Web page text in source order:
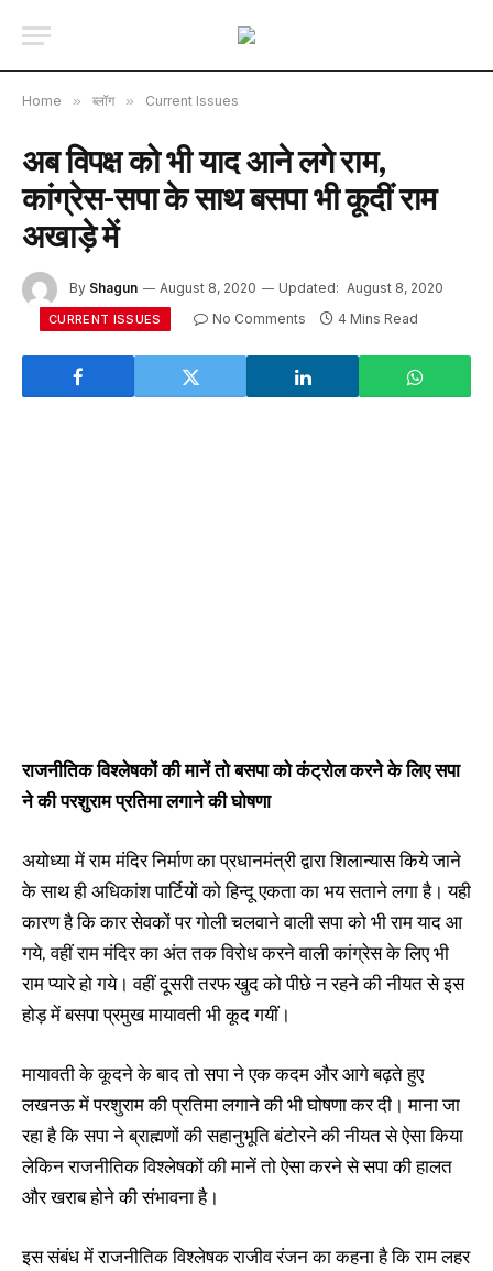
Home » ब्लॉग » Current Issues
अब विपक्ष को भी याद आने लगे राम,
कांग्रेस-सपा के साथ बसपा भी कूदीं राम
अखाड़े में
By Shagun August 8, 2020 Updated: August 8, 2020
CURRENT ISSUES No Comments 4 Mins Read
राजनीतिक विश्लेषकों की मानें तो बसपा को कंट्रोल करने के लिए सपा
ने की परशुराम प्रतिमा लगाने की घोषणा
अयोध्या में राम मंदिर निर्माण का प्रधानमंत्री द्वारा शिलान्यास किये जाने
के साथ ही अधिकांश पार्टियों को हिन्दू एकता का भय सताने लगा है। यही
कारण है कि कार सेवकों पर गोली चलवाने वाली सपा को भी राम याद आ
गये, वहीं राम मंदिर का अंत तक विरोध करने वाली कांग्रेस के लिए भी
राम प्यारे हो गये। वहीं दूसरी तरफ खुद को पीछे न रहने की नीयत से इस
होड़ में बसपा प्रमुख मायावती भी कूद गयीं।
मायावती के कूदने के बाद तो सपा ने एक कदम और आगे बढ़ते हुए
लखनऊ में परशुराम की प्रतिमा लगाने की भी घोषणा कर दी। माना जा
रहा है कि सपा ने ब्राह्मणों की सहानुभूति बंटोरने की नीयत से ऐसा किया
लेकिन राजनीतिक विश्लेषकों की मानें तो ऐसा करने से सपा की हालत
और खराब होने की संभावना है।
इस संबंध में राजनीतिक विश्लेषक राजीव रंजन का कहना है कि राम लहर